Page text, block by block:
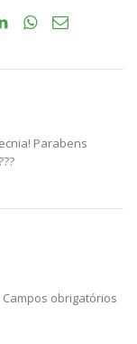
Parabens
Campos obrigatórios